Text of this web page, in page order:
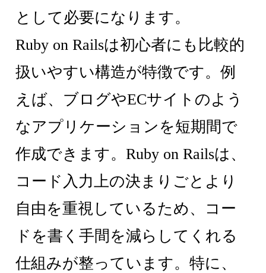
として必要になります。
Ruby on Railsは初心者にも比較的
扱いやすい構造が特徴です。例
えば、ブログやECサイトのよう
なアプリケーションを短期間で
作成できます。Ruby on Railsは、
コード入力上の決まりごとより
自由を重視しているため、コー
ドを書く手間を減らしてくれる
仕組みが整っています。特に、